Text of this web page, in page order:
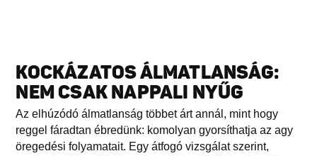
KOCKÁZATOS ÁLMATLANSÁG:
NEM CSAK NAPPALI NYŰG
Az elhúzódó álmatlanság többet árt annál, mint hogy
reggel fáradtan ébredünk: komolyan gyorsíthatja az agy
öregedési folyamatait. Egy átfogó vizsgálat szerint,